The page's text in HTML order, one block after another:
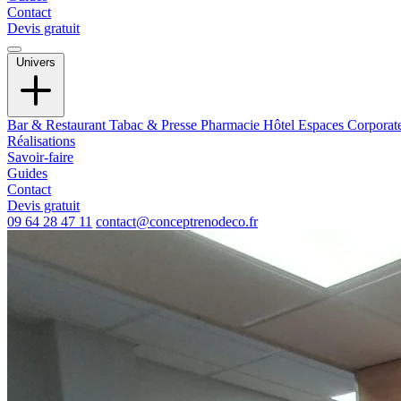
Contact
Devis gratuit
Univers
Bar & Restaurant Tabac & Presse Pharmacie Hôtel Espaces
Réalisations
Savoir-faire
Guides
Contact
Devis gratuit
09 64 28 47 11 contact@conceptrenodeco.fr